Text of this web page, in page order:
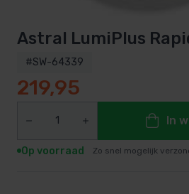
Astral LumiPlus
#SW-64339
219,95
In
Op voorraad Zo snel mogelijk